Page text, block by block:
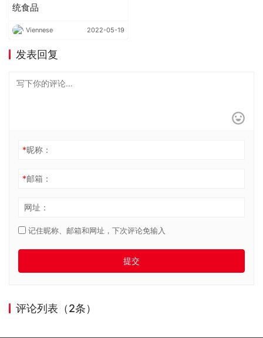
统食品
Viennese 2022-05-19
发表回复
*昵称：
*邮箱：
网址：
记住昵称、邮箱和网址，下次评论免输入
提交
评论列表（2条）